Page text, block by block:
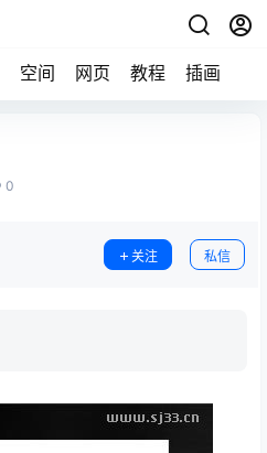
空间 网页 教程 插画
0
关注 私信